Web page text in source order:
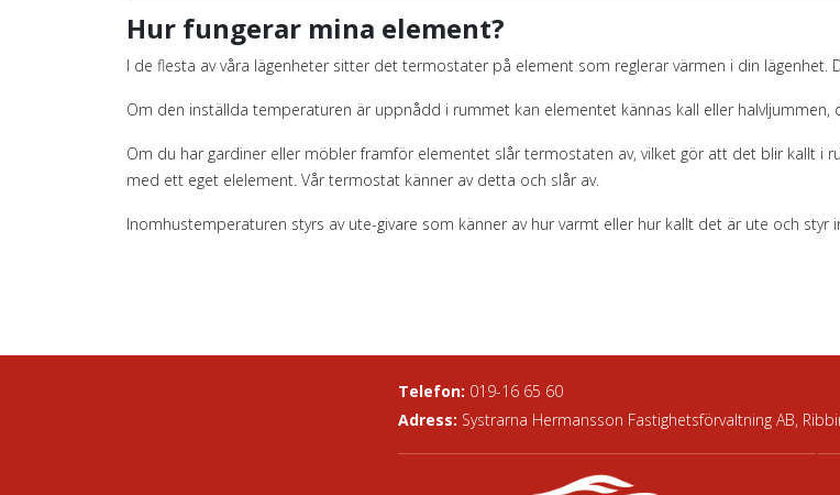
Hur fungerar mina element?
I de flesta av våra lägenheter sitter det termostater på element som reglerar värmen i din
Om den inställda temperaturen är uppnådd i rummet kan elementet kännas kall eller
Om du har gardiner eller möbler framför elementet slår termostaten av, vilket gör att det blir kallt i
med ett eget elelement. Vår termostat känner av detta och slår av.
Inomhustemperaturen styrs av ute-givare som känner av hur varmt eller hur kallt det är ute och
Telefon: 019-16 65 60
Adress: Systrarna Hermansson Fastighetsförvaltning AB,